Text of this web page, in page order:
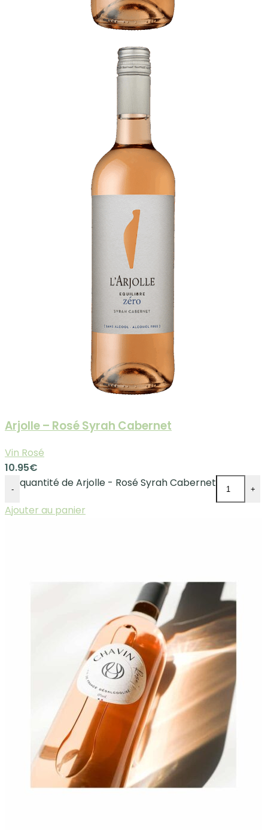
Arjolle – Rosé Syrah Cabernet
Vin Rosé
10.95€
- quantité de Arjolle - Rosé Syrah Cabernet +
Ajouter au panier